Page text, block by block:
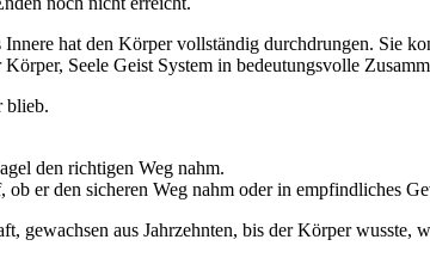
hat den Körper vollständig durchdrungen. Sie
Seele Geist System in bedeutungsvolle
blieb.
den richtigen Weg nahm.
er den sicheren Weg nahm oder in empfindliches
aus Jahrzehnten, bis der Körper wusste,